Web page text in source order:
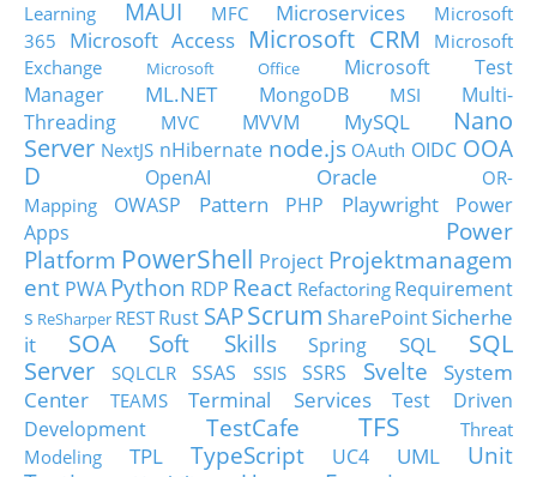
Learning
MAUI MFC Microservices
Microsoft
365
Microsoft Access Microsoft CRM
Microsoft
Exchange
Microsoft Office
Microsoft Test
Manager
ML.NET MongoDB MSI
Multi-
Threading
MVC MVVM MySQL
Nano
Server NextJS nHibernate node.js OAuth OIDC OOA
D
OpenAI Oracle
OR-
Mapping
OWASP Pattern PHP Playwright
Power
Apps
Power
Platform PowerShell Project Projektmanagem
ent PWA Python RDP React Refactoring Requirement
s ReSharper RESTRust SAPScrum SharePointSicherhe
it
SOA Soft Skills Spring SQL
SQL
Server
SQLCLR SSAS SSIS SSRS Svelte
System
Center
TEAMS Terminal Services
Test Driven
Development
TestCafe TFS
Threat
Modeling
TPL TypeScript UC4 UML
Unit